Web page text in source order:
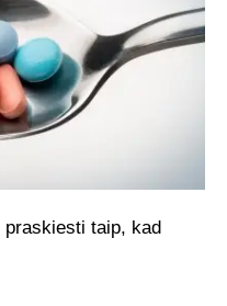
taip, kad